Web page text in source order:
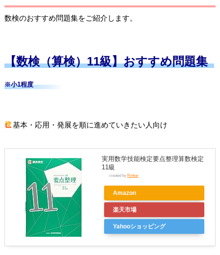
数検のおすすめ問題集をご紹介します。
【数検（算検）11級】おすすめ問題集
※小1程度
基本・応用・発展を順に進めていきたい人向け
実用数学技能検定要点整理算数検定
11級
created by Rinker
Amazon
楽天市場
Yahooショッピング